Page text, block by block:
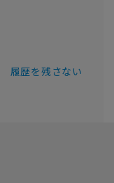
履歴を残さない